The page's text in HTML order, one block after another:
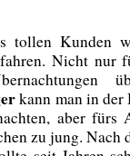
tollen Kunden
Nicht nur
kann man in
aber fürs
zu jung. Nach